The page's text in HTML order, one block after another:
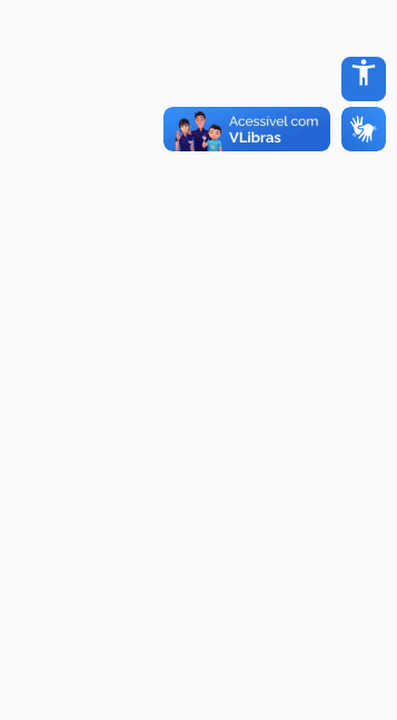
accessibility_new